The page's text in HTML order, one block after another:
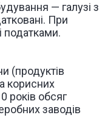
— галузі з
При
податками.
(продуктів
корисних
років обсяг
заводів